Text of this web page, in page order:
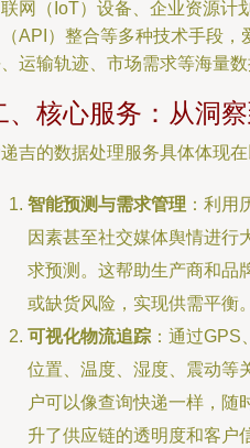
网（IoT）设备、企业资源计
API）整合等多种技术手段
运输轨迹、市场需求等海量数
、核心服务：从洞
吉的数据处理服务具体体现在
智能预测与需求管理 ：利用
因素甚至社交媒体舆情进行
求预测。这帮助生产商和品
或缺货风险，实现供需平衡。
可视化物流追踪 ：通过
位置、温度、湿度、震动等
户可以像查询快递一样，随
升了供应链的透明度和客户